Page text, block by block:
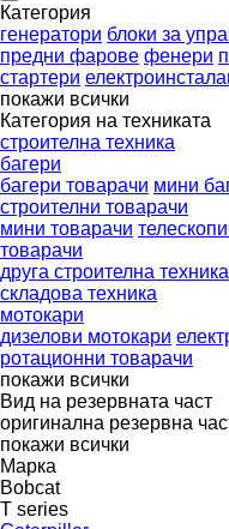
Категория
генератори блоки за
предни фарове фенери
стартери
покажи всички
Категория на техниката
строителна техника
багери
багери товарачи мини
строителни товарачи
мини товарачи
товарачи
друга строителна техника
складова техника
мотокари
дизелови мотокари
ротационни товарачи
покажи всички
Вид на резервната част
оригинална резервна
покажи всички
Марка
Bobcat
T series